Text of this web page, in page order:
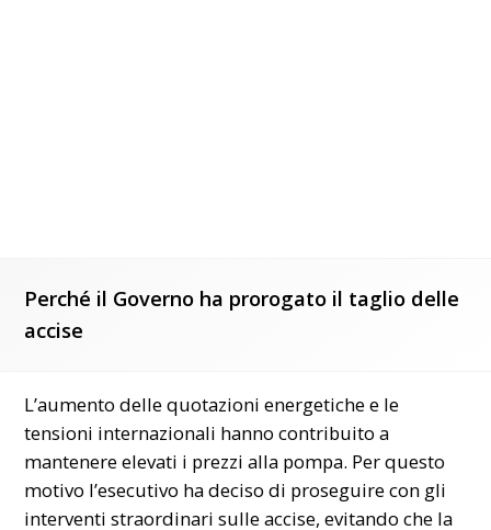
Perché il Governo ha prorogato il taglio delle
accise
L’aumento delle quotazioni energetiche e le
tensioni internazionali hanno contribuito a
mantenere elevati i prezzi alla pompa. Per questo
motivo l’esecutivo ha deciso di proseguire con gli
interventi straordinari sulle accise, evitando che la